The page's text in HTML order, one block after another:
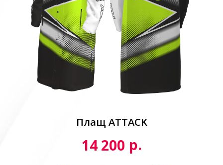
Плащ ATTACK
14 200 р.